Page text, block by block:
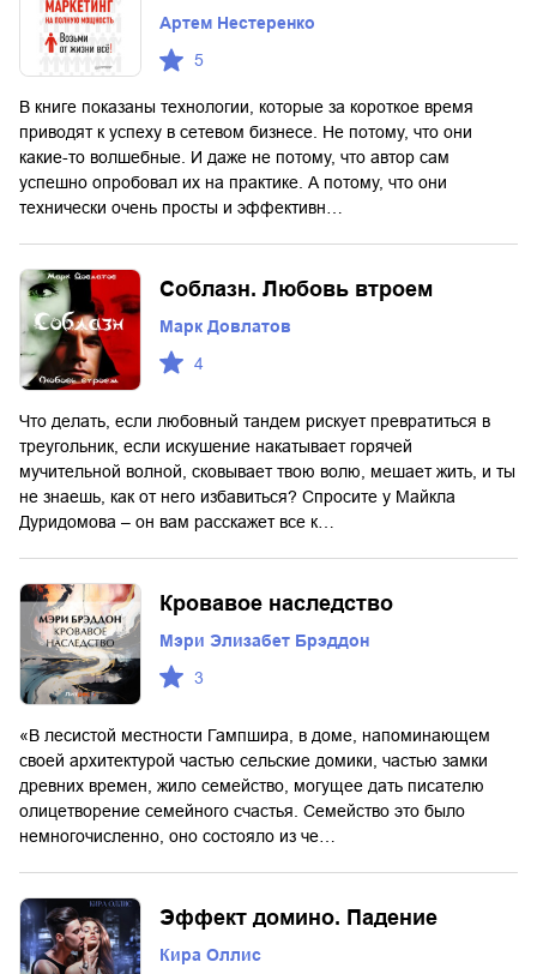
Артем Нестеренко
5
В книге показаны технологии, которые за короткое время
приводят к успеху в сетевом бизнесе. Не потому, что они
какие-то волшебные. И даже не потому, что автор сам
успешно опробовал их на практике. А потому, что они
технически очень просты и эффективн…
Соблазн. Любовь втроем
Марк Довлатов
4
Что делать, если любовный тандем рискует превратиться в
треугольник, если искушение накатывает горячей
мучительной волной, сковывает твою волю, мешает жить, и ты
не знаешь, как от него избавиться? Спросите у Майкла
Дуридомова – он вам расскажет все к…
Кровавое наследство
Мэри Элизабет Брэддон
3
«В лесистой местности Гампшира, в доме, напоминающем
своей архитектурой частью сельские домики, частью замки
древних времен, жило семейство, могущее дать писателю
олицетворение семейного счастья. Семейство это было
немногочисленно, оно состояло из че…
Эффект домино. Падение
Кира Оллис